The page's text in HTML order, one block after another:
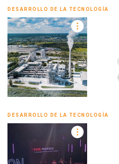
DESARROLLO DE LA TECNOLOGÍA
DESARROLLO DE LA TECNOLOGÍA